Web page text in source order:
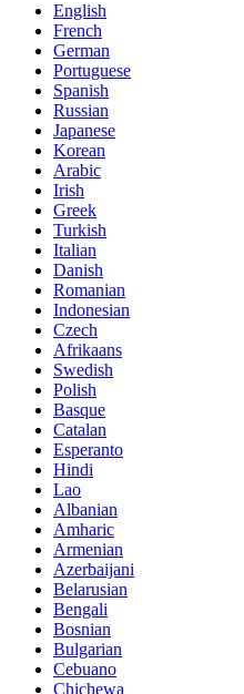
English
French
German
Portuguese
Spanish
Russian
Japanese
Korean
Arabic
Irish
Greek
Turkish
Italian
Danish
Romanian
Indonesian
Czech
Afrikaans
Swedish
Polish
Basque
Catalan
Esperanto
Hindi
Lao
Albanian
Amharic
Armenian
Azerbaijani
Belarusian
Bengali
Bosnian
Bulgarian
Cebuano
Chichewa